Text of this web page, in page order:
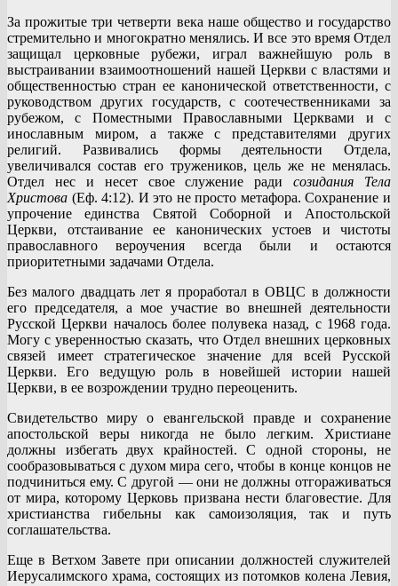
За прожитые три четверти века наше общество и государство
стремительно и многократно менялись. И все это время Отдел
защищал церковные рубежи, играл важнейшую роль в
выстраивании взаимоотношений нашей Церкви с властями и
общественностью стран ее канонической ответственности, с
руководством других государств, с соотечественниками за
рубежом, с Поместными Православными Церквами и с
инославным миром, а также с представителями других
религий. Развивались формы деятельности Отдела,
увеличивался состав его тружеников, цель же не менялась.
Отдел нес и несет свое служение радисозидания Тела
Христова (Еф. 4:12). И это не просто метафора. Сохранение и
упрочение единства Святой Соборной и Апостольской
Церкви, отстаивание ее канонических устоев и чистоты
православного вероучения всегда были и остаются
приоритетными задачами Отдела.
Без малого двадцать лет я проработал в ОВЦС в должности
его председателя, а мое участие во внешней деятельности
Русской Церкви началось более полувека назад, с 1968 года.
Могу с уверенностью сказать, что Отдел внешних церковных
связей имеет стратегическое значение для всей Русской
Церкви. Его ведущую роль в новейшей истории нашей
Церкви, в ее возрождении трудно переоценить.
Свидетельство миру о евангельской правде и сохранение
апостольской веры никогда не было легким. Христиане
должны избегать двух крайностей. С одной стороны, не
сообразовываться с духом мира сего, чтобы в конце концов не
подчиниться ему. С другой — они не должны отгораживаться
от мира, которому Церковь призвана нести благовестие. Для
христианства гибельны как самоизоляция, так и путь
соглашательства.
Еще в Ветхом Завете при описании должностей служителей
Иерусалимского храма, состоящих из потомков колена Левия,